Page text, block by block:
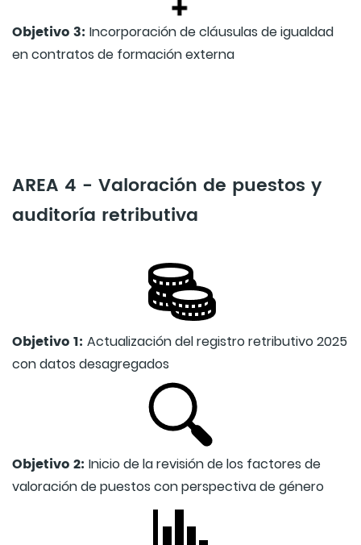
Objetivo 3: Incorporación de cláusulas de igualdad
en contratos de formación externa
AREA 4 - Valoración de puestos y
auditoría retributiva
Objetivo 1: Actualización del registro retributivo 2025
con datos desagregados
Objetivo 2: Inicio de la revisión de los factores de
valoración de puestos con perspectiva de género